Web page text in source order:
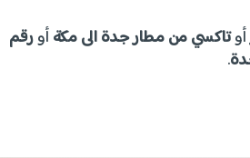
أوتاكسي من مطار جدة الى مكةأورقم
.